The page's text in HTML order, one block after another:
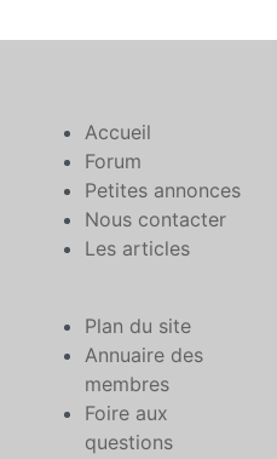
Accueil
Forum
Petites annonces
Nous contacter
Les articles
Plan du site
Annuaire des
membres
Foire aux
questions